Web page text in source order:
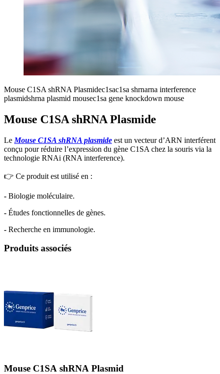
Mouse C1SA shRNA Plasmidec1sac1sa shrnarna interference
plasmidshrna plasmid mousec1sa gene knockdown mouse
Mouse C1SA shRNA Plasmide
Le Mouse C1SA shRNA plasmide est un vecteur d’ARN interférent
conçu pour réduire l’expression du gène C1SA chez la souris via la
technologie RNAi (RNA interference).
👉 Ce produit est utilisé en :
- Biologie moléculaire.
- Études fonctionnelles de gènes.
- Recherche en immunologie.
Produits associés
Mouse C1SA shRNA Plasmid